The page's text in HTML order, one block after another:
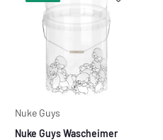
Nuke Guys
Nuke Guys Wascheimer